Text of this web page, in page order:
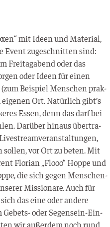
mit Ideen und Mate­ri­al,
Event zuge­schnit­ten sind:
Frei­tag­abend oder das
oder Ideen für einen
(zum Bei­spiel Men­schen prak­
Ort. Natür­lich gibt’s
Essen, denn das darf bei
Dar­über hin­aus über­tra­
sol­len, vor Ort zu beten. Mit
Flo­ri­an „Flooo“ Hop­pe und
die sich gegen Men­schen­
Mis­sio­na­re. Auch für
das eine oder ande­re
Gebets- oder Segen­sein-Ein­
wir außer­dem noch rund